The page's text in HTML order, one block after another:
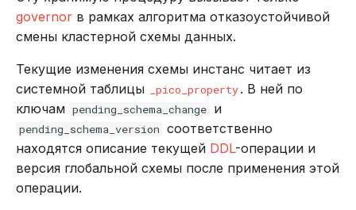
governor в рамках алгоритма отказоустойчивой
смены кластерной схемы данных.
Текущие изменения схемы инстанс читает из
системной таблицы
_pico_property. В ней по
ключам pending_schema_change и
pending_schema_version соответственно
находятся описание текущей DDL-операции и
версия глобальной схемы после применения этой
операции.